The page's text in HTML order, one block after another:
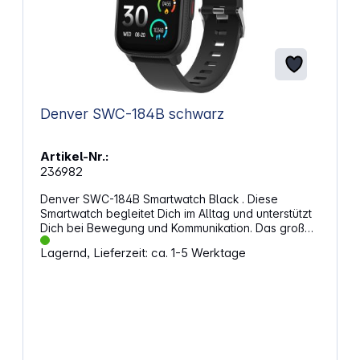
Denver SWC-184B schwarz
Artikel-Nr.:
236982
Denver SWC-184B Smartwatch Black . Diese
Smartwatch begleitet Dich im Alltag und unterstützt
Dich bei Bewegung und Kommunikation. Das große
IPS‑Display zeigt Inhalte klar an und erleichtert die
Bedienung. Zusätzlich bekommst Du praktische
Lagernd, Lieferzeit: ca. 1-5 Werktage